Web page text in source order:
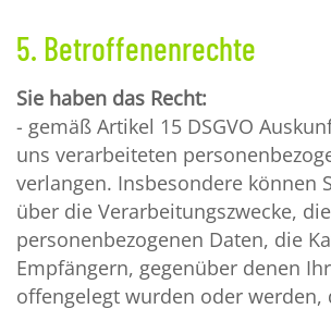
5. Betroffenenrechte
Sie haben das Recht:
- gemäß Artikel 15 DSGVO
uns verarbeiteten
verlangen. Insbesondere können
über die Verarbeitungszwecke,
personenbezogenen Daten, die
Empfängern, gegenüber denen
offengelegt wurden oder werden,